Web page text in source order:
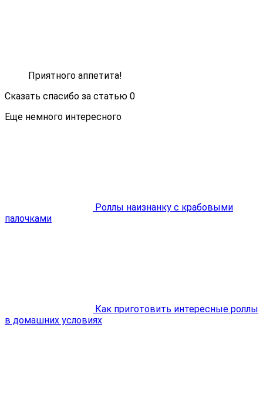
Приятного аппетита!
Сказать спасибо за статью 0
Еще немного интересного
Роллы наизнанку с крабовыми
палочками
Как приготовить интересные роллы
в домашних условиях